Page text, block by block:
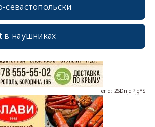
в наушниках